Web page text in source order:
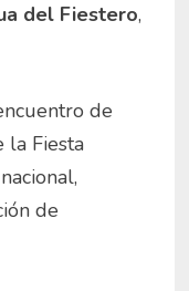
del Fiestero,
de
la Fiesta
de